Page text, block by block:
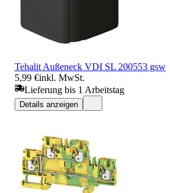
Tehalit Außeneck VDI SL 200553 gsw
5,99 €inkl. MwSt.
Lieferung bis 1 Arbeitstag
Details anzeigen